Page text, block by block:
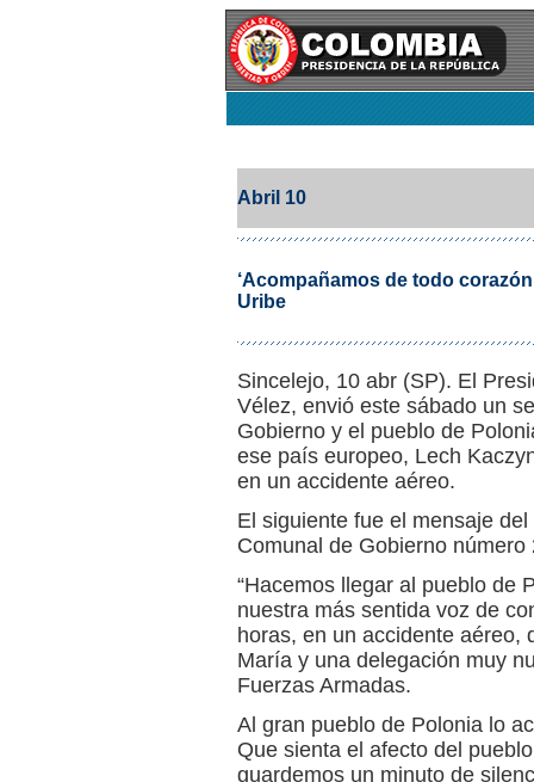
Abril 10
‘Acompañamos de todo
Uribe
Sincelejo, 10 abr (SP). El
Vélez, envió este sábado un
Gobierno y el pueblo de
ese país europeo, Lech
en un accidente aéreo.
El siguiente fue el mensaje
Comunal de Gobierno
“Hacemos llegar al pueblo de
nuestra más sentida voz de
horas, en un accidente aéreo,
María y una delegación muy
Fuerzas Armadas.
Al gran pueblo de Polonia lo
Que sienta el afecto del
guardemos un minuto de